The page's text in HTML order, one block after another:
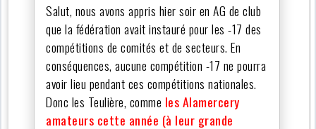
Salut, nous avons appris hier soir en AG de club
que la fédération avait instauré pour les -17 des
compétitions de comités et de secteurs. En
conséquences, aucune compétition -17 ne pourra
avoir lieu pendant ces compétitions nationales.
Donc les Teulière, comme les Alamercery
amateurs cette année (à leur grande